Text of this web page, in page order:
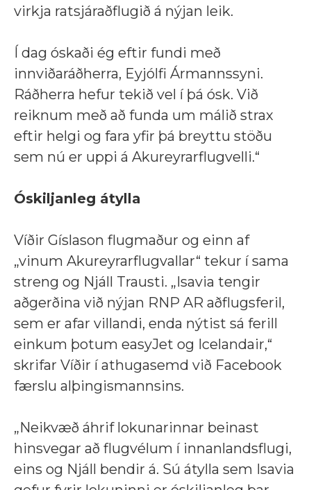
virkja ratsjáraðflugið á nýjan leik.
Í dag óskaði ég eftir fundi með
innviðaráðherra, Eyjólfi Ármannssyni.
Ráðherra hefur tekið vel í þá ósk. Við
reiknum með að funda um málið strax
eftir helgi og fara yfir þá breyttu stöðu
sem nú er uppi á Akureyrarflugvelli.“
Óskiljanleg átylla
Víðir Gíslason flugmaður og einn af
„vinum Akureyrarflugvallar“ tekur í sama
streng og Njáll Trausti. „Isavia tengir
aðgerðina við nýjan RNP AR aðflugsferil,
sem er afar villandi, enda nýtist sá ferill
einkum þotum easyJet og Icelandair,“
skrifar Víðir í athugasemd við Facebook
færslu alþingismannsins.
„Neikvæð áhrif lokunarinnar beinast
hinsvegar að flugvélum í innanlandsflugi,
eins og Njáll bendir á. Sú átylla sem Isavia